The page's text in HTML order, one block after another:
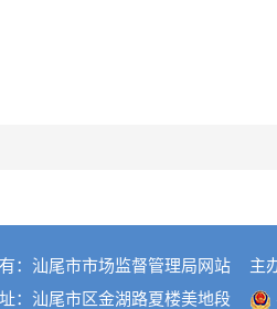
：汕尾市市场监督管理局网站
主
：汕尾市区金湖路夏楼美地段